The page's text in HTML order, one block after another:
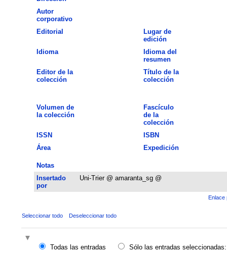
Autor
corporativo
Editorial
Lugar de
edición
Idioma
Idioma del
resumen
Editor de la
colección
Título de la
colección
Volumen de
la colección
Fascículo
de la
colección
ISSN
ISBN
Área
Expedición
Notas
Insertado
por
Uni-Trier @ amaranta_sg @
Enlace
Seleccionar todo Deseleccionar todo
Todas las entradas
Sólo las entradas seleccionadas: